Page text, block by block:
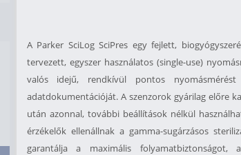
A Parker SciLog SciPres egy fejlett,
tervezett, egyszer használatos (single-use)
valós idejű, rendkívül pontos
adatdokumentációját. A szenzorok gyárilag előre
után azonnal, további beállítások nélkül
érzékelők ellenállnak a gamma-sugárzásos
garantálja a maximális